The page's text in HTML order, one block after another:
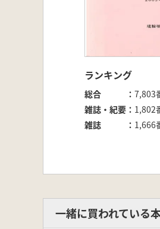
ランキング
総合
7,803
雑誌・紀要
1,802
雑誌
1,666
一緒に買われている